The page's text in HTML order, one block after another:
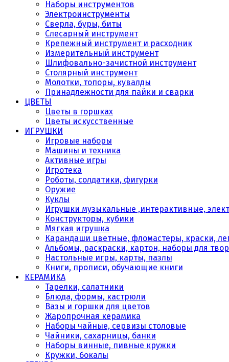
Наборы инструментов
Электроинструменты
Сверла, буры, биты
Слесарный инструмент
Крепежный инструмент и расходник
Измерительный инструмент
Шлифовально-зачистной инструмент
Столярный инструмент
Молотки, топоры, кувалды
Принадлежности для пайки и сварки
ЦВЕТЫ
Цветы в горшках
Цветы искусственные
ИГРУШКИ
Игровые наборы
Машины и техника
Активные игры
Игротека
Роботы, солдатики, фигурки
Оружие
Куклы
Игрушки музыкальные ,интерактивные,
Конструкторы, кубики
Мягкая игрушка
Карандаши цветные, фломастеры, краски,
Альбомы, раскраски, картон, наборы для
Настольные игры, карты, пазлы
Книги, прописи, обучающие книги
КЕРАМИКА
Тарелки, салатники
Блюда, формы, кастрюли
Вазы и горшки для цветов
Жаропрочная керамика
Наборы чайные, сервизы столовые
Чайники, сахарницы, банки
Наборы винные, пивные кружки
Кружки, бокалы